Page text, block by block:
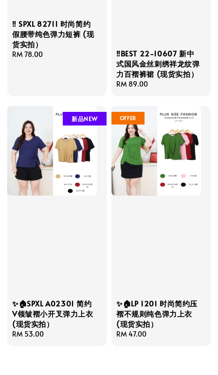
‼️ SPXL 82711 时尚简约
假腰带纯色弹力短裤 (现
货实拍）
Regular
RM 78.00
‼️BEST 22-10607 新中
式国风金丝刺绣祥龙纹弹
力百褶裤裙 (现货实拍）
Regular
RM 89.00
新品NEW
✨🏠SPXL A02301 简约
V领皱褶小开叉弹力上衣
(现货实拍）
Regular
RM 53.00
OFFER
✨🏠LP 1201 时尚简约压
褶不规则纯色弹力上衣
(现货实拍）
Regular
RM 47.00